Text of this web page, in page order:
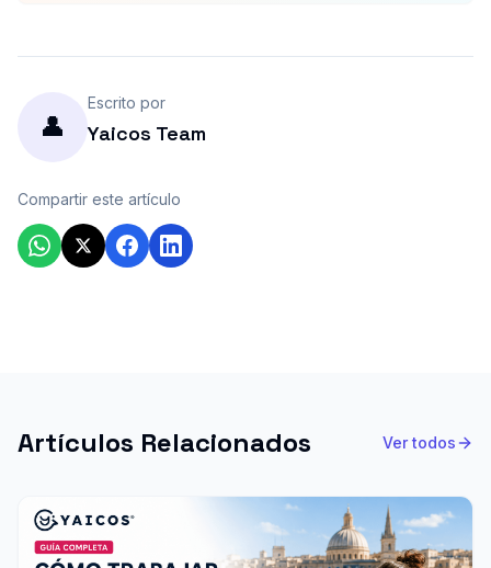
👤
Escrito por
Yaicos Team
Compartir este artículo
Artículos Relacionados Ver todos